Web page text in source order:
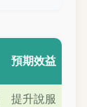
預期效益
提升說服